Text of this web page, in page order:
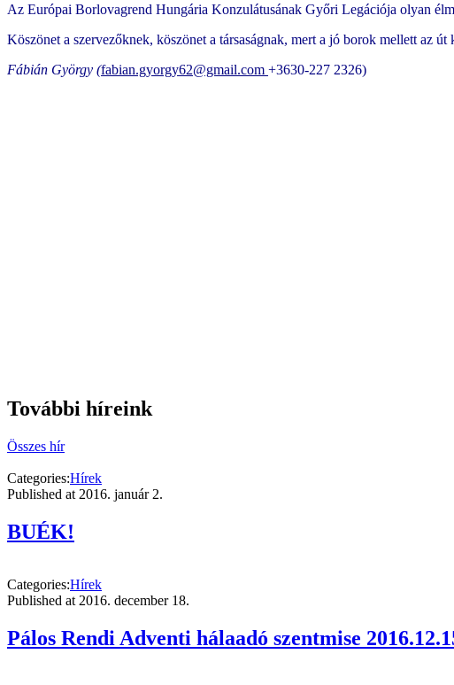
Az Európai Borlovagrend Hungária Konzulátusának Győri Legációja olyan
Köszönet a szervezőknek, köszönet a társaságnak, mert a jó borok mellett az
Fábián György (fabian.gyorgy62@gmail.com +3630-227 2326)
További híreink
Összes hír
Categories:Hírek
Published at 2016. január 2.
BUÉK!
Categories:Hírek
Published at 2016. december 18.
Pálos Rendi Adventi hálaadó szentmise